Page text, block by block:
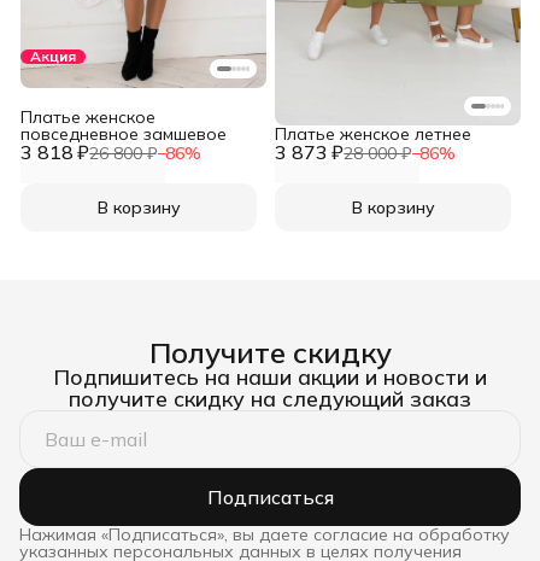
Акция
3 818 ₽26 800 ₽−86%
Платье женское
повседневное замшевое
В корзину
3 873 ₽28 000 ₽−86%
Платье женское летнее
В корзину
Получите скидку
Подпишитесь на наши акции и новости и
получите скидку на следующий заказ
Подписаться
Нажимая «Подписаться», вы даете согласие на обработку
указанных персональных данных в целях получения